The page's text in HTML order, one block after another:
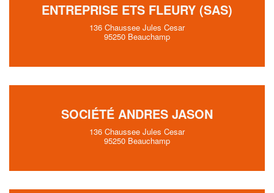
ENTREPRISE ETS FLEURY (SAS)
136 Chaussee Jules Cesar
95250 Beauchamp
SOCIÉTÉ ANDRES JASON
136 Chaussee Jules Cesar
95250 Beauchamp